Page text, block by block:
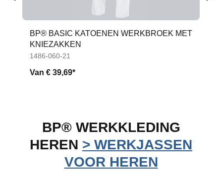
BP® BASIC KATOENEN WERKBROEK MET
KNIEZAKKEN
1486-060-21
Van € 39,69*
BP® WERKKLEDING
HEREN > WERKJASSEN
VOOR HEREN